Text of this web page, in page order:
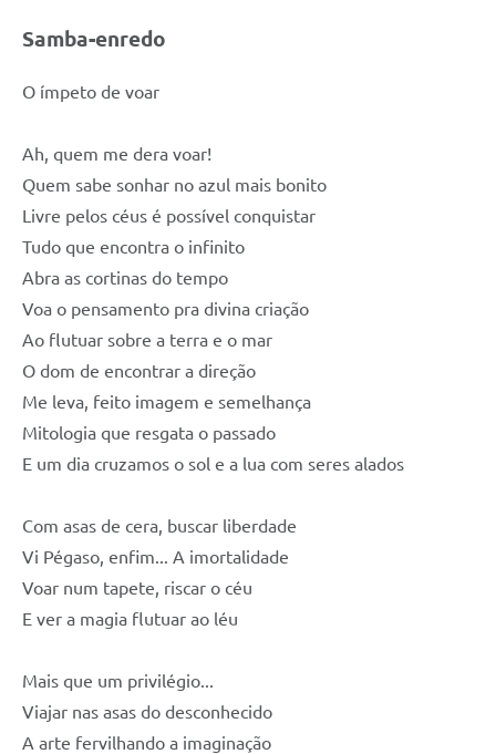
Samba-enredo
O ímpeto de voar
Ah, quem me dera voar!
Quem sabe sonhar no azul mais bonito
Livre pelos céus é possível conquistar
Tudo que encontra o infinito
Abra as cortinas do tempo
Voa o pensamento pra divina criação
Ao flutuar sobre a terra e o mar
O dom de encontrar a direção
Me leva, feito imagem e semelhança
Mitologia que resgata o passado
E um dia cruzamos o sol e a lua com seres alados
Com asas de cera, buscar liberdade
Vi Pégaso, enfim... A imortalidade
Voar num tapete, riscar o céu
E ver a magia flutuar ao léu
Mais que um privilégio...
Viajar nas asas do desconhecido
A arte fervilhando a imaginação